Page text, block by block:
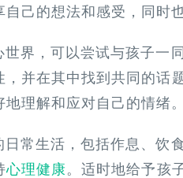
己的想法和感受，同时
界，可以尝试与孩子一
，并在其中找到共同的话
理解和应对自己的情绪。
常生活，包括作息、饮
心理健康。适时地给予孩